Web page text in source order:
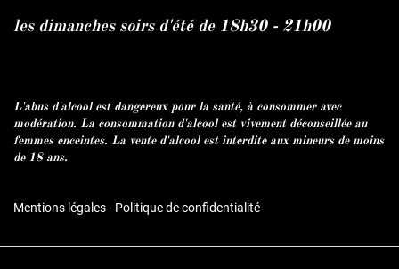
les dimanches soirs d'été de 18h30 - 21h00
L'abus d'alcool est dangereux pour la santé, à consommer avec
modération. La consommation d'alcool est vivement déconseillée au
femmes enceintes. La vente d'alcool est interdite aux mineurs de moins
de 18 ans.
Mentions légales- Politique de confidentialité